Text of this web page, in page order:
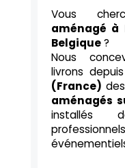
Vous
aménagé à
Belgique?
Nous
livrons
(France) des
aménagés
installés